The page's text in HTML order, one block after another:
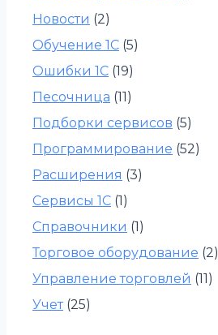
Новости (2)
Обучение 1С (5)
Ошибки 1С (19)
Песочница (11)
Подборки сервисов (5)
Программирование (52)
Расширения (3)
Сервисы 1С (1)
Справочники (1)
Торговое оборудование (2)
Управление торговлей (11)
Учет(25)